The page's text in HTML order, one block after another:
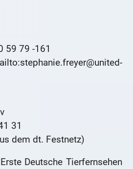
59 79 -161
31
dem dt. Festnetz)
Deutsche Tierfernsehen